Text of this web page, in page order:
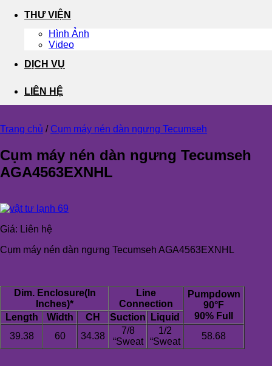
THƯ VIỆN
Hình Ảnh
Video
DỊCH VỤ
LIÊN HỆ
Trang chủ / Cụm máy nén dàn ngưng Tecumseh
Cụm máy nén dàn ngưng Tecumseh
AGA4563EXNHL
Giá: Liên hệ
Cụm máy nén dàn ngưng Tecumseh AGA4563EXNHL
Dim. Enclosure(In
Inches)*
Line
Connection
Pumpdown
90°F
90% Full
Length Width CH Suction
Liquid
39.38
60 34.38
7/8
“Sweat
1/2
“Sweat
58.68